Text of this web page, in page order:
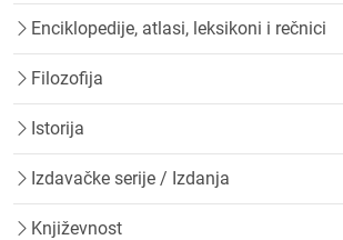
Enciklopedije, atlasi, leksikoni i rečnici
Filozofija
Istorija
Izdavačke serije / Izdanja
Književnost